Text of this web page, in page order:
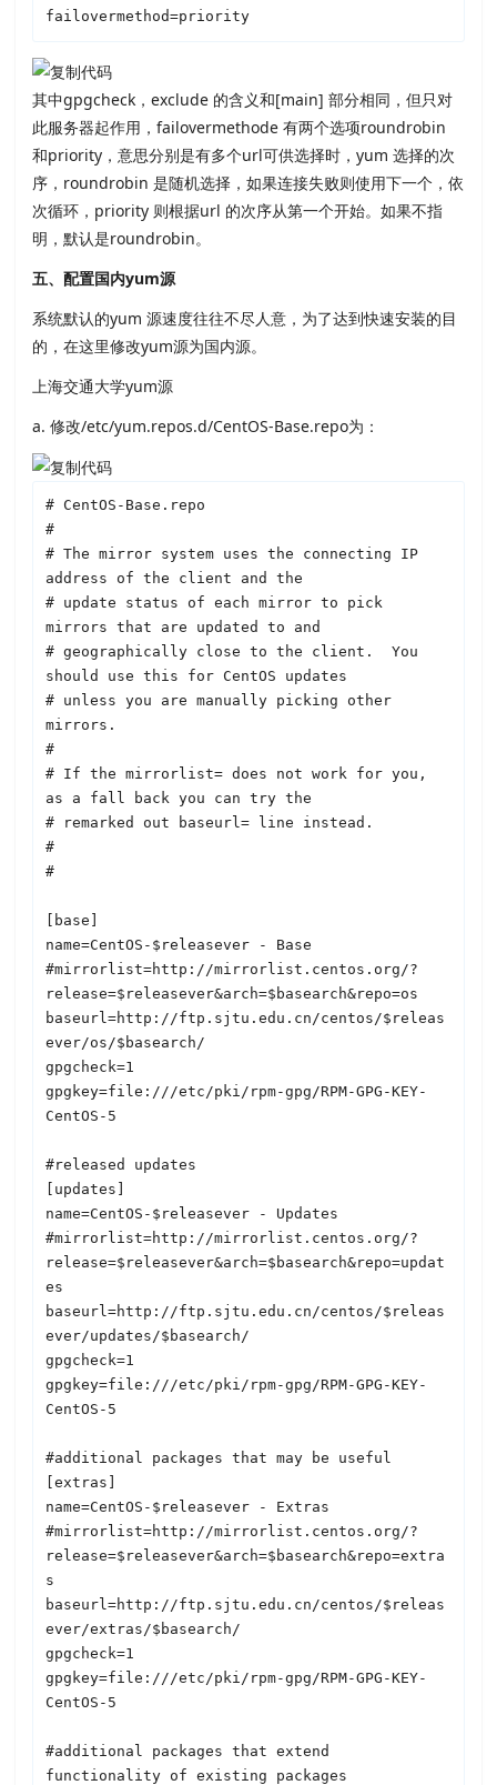
failovermethod=priority
其中gpgcheck，exclude 的含义和[main] 部分相同，但只对
此服务器起作用，failovermethode 有两个选项roundrobin
和priority，意思分别是有多个url可供选择时，yum 选择的次
序，roundrobin 是随机选择，如果连接失败则使用下一个，依
次循环，priority 则根据url 的次序从第一个开始。如果不指
明，默认是roundrobin。
五、配置国内yum源
系统默认的yum 源速度往往不尽人意，为了达到快速安装的目
的，在这里修改yum源为国内源。
上海交通大学yum源
a. 修改/etc/yum.repos.d/CentOS-Base.repo为：
# CentOS-Base.repo
#
# The mirror system uses the connecting IP
address of the client and the
# update status of each mirror to pick
mirrors that are updated to and
# geographically close to the client.  You
should use this for CentOS updates
# unless you are manually picking other
mirrors.
#
# If the mirrorlist= does not work for you,
as a fall back you can try the
# remarked out baseurl= line instead.
#
#
[base]
name=CentOS-$releasever - Base
#mirrorlist=http://mirrorlist.centos.org/?
release=$releasever&arch=$basearch&repo=os
baseurl=http://ftp.sjtu.edu.cn/centos/$releas
ever/os/$basearch/
gpgcheck=1
gpgkey=file:///etc/pki/rpm-gpg/RPM-GPG-KEY-
CentOS-5
#released updates
[updates]
name=CentOS-$releasever - Updates
#mirrorlist=http://mirrorlist.centos.org/?
release=$releasever&arch=$basearch&repo=updat
es
baseurl=http://ftp.sjtu.edu.cn/centos/$releas
ever/updates/$basearch/
gpgcheck=1
gpgkey=file:///etc/pki/rpm-gpg/RPM-GPG-KEY-
CentOS-5
#additional packages that may be useful
[extras]
name=CentOS-$releasever - Extras
#mirrorlist=http://mirrorlist.centos.org/?
release=$releasever&arch=$basearch&repo=extra
s
baseurl=http://ftp.sjtu.edu.cn/centos/$releas
ever/extras/$basearch/
gpgcheck=1
gpgkey=file:///etc/pki/rpm-gpg/RPM-GPG-KEY-
CentOS-5
#additional packages that extend
functionality of existing packages